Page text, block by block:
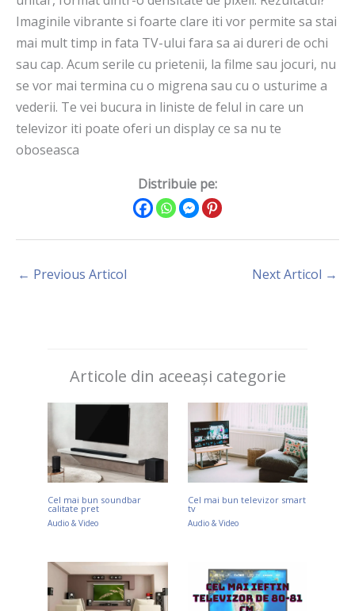
Imaginile vibrante si foarte clare iti vor permite sa stai
mai mult timp in fata TV-ului fara sa ai dureri de ochi
sau cap. Acum serile cu prietenii, la filme sau jocuri, nu
se vor mai termina cu o migrena sau cu o usturime a
vederii. Te vei bucura in liniste de felul in care un
televizor iti poate oferi un display ce sa nu te
oboseasca
Distribuie pe:
← Previous Articol Next Articol →
Articole din aceeași categorie
Cel mai bun soundbar
calitate pret
Audio & Video
Cel mai bun televizor smart
tv
Audio & Video